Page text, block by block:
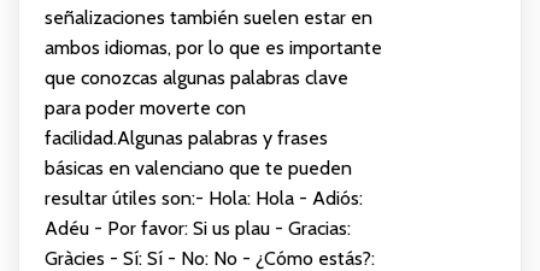
señalizaciones también suelen estar en
ambos idiomas, por lo que es importante
que conozcas algunas palabras clave
para poder moverte con
facilidad.Algunas palabras y frases
básicas en valenciano que te pueden
resultar útiles son:- Hola: Hola - Adiós:
Adéu - Por favor: Si us plau - Gracias:
Gràcies - Sí: Sí - No: No - ¿Cómo estás?: